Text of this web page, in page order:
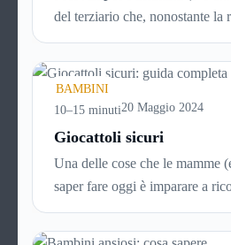
del terziario che, nonostante la
nascite in atto da decenni, è
sviluppo. Ecco quindi un
consigli utili per la scelta
possono rendere la vità più
bimbi da 0 a 5 anni, aiutando i
BAMBINI
10–15 minuti20 Maggio 2024
Giocattoli sicuri
Una delle cose che le mamme
saper fare oggi è imparare a
giocattolo sicuroda uno
luce del proliferare di prodotti a